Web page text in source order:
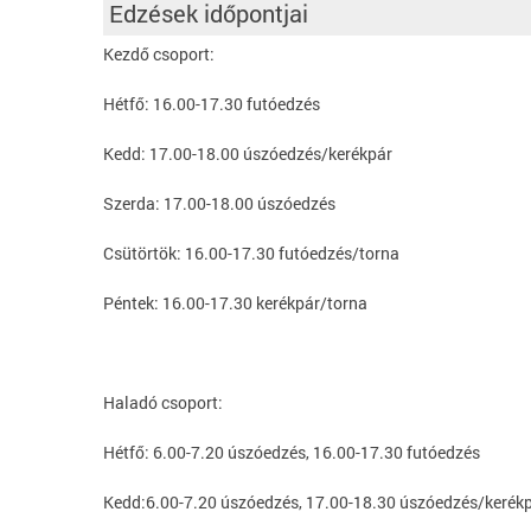
Edzések időpontjai
Kezdő csoport:
Hétfő: 16.00-17.30 futóedzés
Kedd: 17.00-18.00 úszóedzés/kerékpár
Szerda: 17.00-18.00 úszóedzés
Csütörtök: 16.00-17.30 futóedzés/torna
Péntek: 16.00-17.30 kerékpár/torna
Haladó csoport:
Hétfő: 6.00-7.20 úszóedzés, 16.00-17.30 futóedzés
Kedd:6.00-7.20 úszóedzés, 17.00-18.30 úszóedzés/